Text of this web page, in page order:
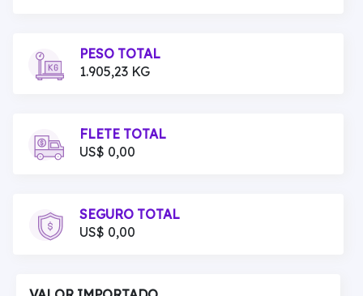
PESO TOTAL
1.905,23 KG
FLETE TOTAL
US$ 0,00
SEGURO TOTAL
US$ 0,00